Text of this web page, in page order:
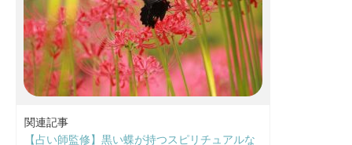
関連記事
【占い師監修】黒い蝶が持つスピリチュアルな